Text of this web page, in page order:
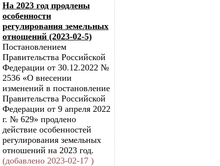
На 2023 год продлены
особенности
регулирования земельных
отношений (2023-02-5)
Постановлением
Правительства Российской
Федерации от 30.12.2022 №
2536 «О внесении
изменений в постановление
Правительства Российской
Федерации от 9 апреля 2022
г. № 629» продлено
действие особенностей
регулирования земельных
отношений на 2023 год.
(добавлено 2023-02-17 )